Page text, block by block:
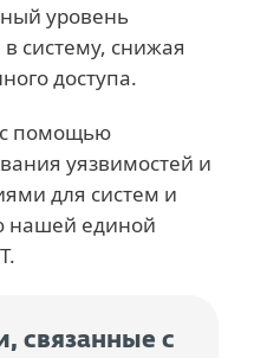
уровень
систему, снижая
доступа.
с помощью
уязвимостей и
для систем и
нашей единой
связанные с